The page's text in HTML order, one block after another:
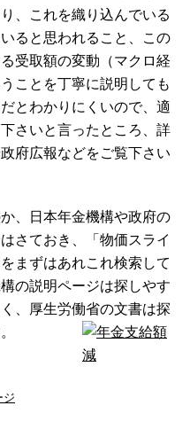
、これを織り込んでいる
ると思われること、この
受取額の変動（マクロ経
ことを丁寧に説明しても
とわかりにくいので、適
さいと言ったところ、詳
府広報などをご覧下さい
、日本年金機構や政府の
さておき、「物価スライ
まずはあれこれ検索して
の説明ページは探しやす
、厚生労働省の文書は探
ジ